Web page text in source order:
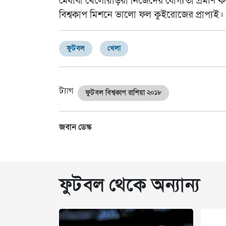
বিশ্বকাপ মিশনে ভালো ফল কুইরোজের প্রাপ্যই।
ফুটবল খেলা
ট্যাগ ফুটবল বিশ্বকাপ রাশিয়া ২০১৮
জবান ডেস্ক
ফুটবল থেকে অন্যান্য